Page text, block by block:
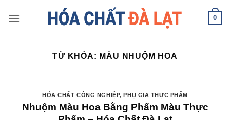
0
TỪ KHÓA: MÀU NHUỘM HOA
HÓA CHẤT CÔNG NGHIỆP,PHỤ GIA THỰC PHẨM
Nhuộm Màu Hoa Bằng Phẩm Màu Thực